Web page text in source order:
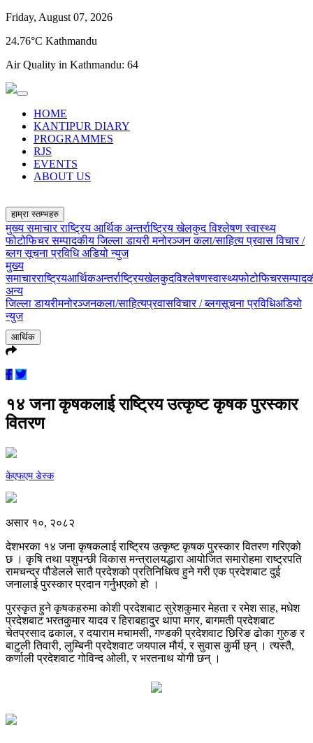
Friday, August 07, 2026
24.76°C Kathmandu
Air Quality in Kathmandu: 64
HOME
KANTIPUR DIARY
PROGRAMMES
RJS
EVENTS
ABOUT US
हाम्रा स्तम्भहरु
मुख्य समाचारराष्ट्रिय आर्थिकअन्तर्राष्ट्रियखेलकुदविश्लेषणस्वास्थ्य
फोटोफिचरसम्पादकीयजिल्ला डायरीमनोरञ्जनकला/साहित्यप्रवासविचार /
ब्लगसूचना प्रविधिअडियो न्युज
मुख्य
समाचारराष्ट्रियआर्थिकअन्तर्राष्ट्रियखेलकुदविश्लेषणस्वास्थ्यफोटोफिचर
अन्य
जिल्ला डायरीमनोरञ्जनकला/साहित्यप्रवासविचार / ब्लगसूचना प्रविधिअडियो
न्युज
आर्थिक
१४ जना कृषकलाई राष्ट्रिय उत्कृष्ट कृषक पुरस्कार
वितरण
केएफएम डेस्क
असार १०, २०८२
देशभरका १४ जना कृषकलाई राष्ट्रिय उत्कृष्ट कृषक पुरस्कार वितरण गरिएको
छ । कृषि तथा पशुपन्छी विकास मन्त्रालयद्धारा आयोजित समारोहमा राष्ट्रपति
रामचन्द्र पौडेलले सातै प्रदेशको प्रतिनिधित्व हुने गरी एक प्रदेशबाट दुई
जनालाई पुरस्कार प्रदान गर्नुभएको हो ।
पुरस्कृत हुने कृषकहरुमा कोशी प्रदेशबाट सुरेशकुमार मेहता र रमेश साह, मधेश
प्रदेशबाट भरतकुमार यादव र हिराबहादुर थापा मगर, बागमती प्रदेशबाट
चेतप्रसाद ढकाल, र दयाराम मचामसी, गण्डकी प्रदेशवाट छिरिङ ढोका गुरुङ र
बाटुली तिवारी, लुम्बिनी प्रदेशवाट जयपाल मौर्य, र सुवास कुर्मी छ्न् । त्यस्तै,
कर्णाली प्रदेशवाट गोविन्द ओली, र भरतनाथ योगी छन् ।